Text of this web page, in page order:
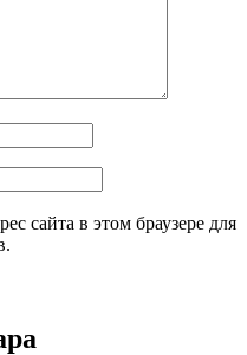
сайта в этом браузере для